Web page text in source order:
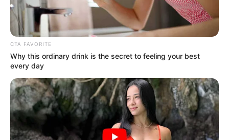
COMPARTIR
ALERTA BOGOTÁ EN GOOGLE NEWS
TEMAS RELACIONADOS
NOTICIAS MEDELLÍN
ALERTA PAISA
OBRAS DE INFRAESTRUCTURA
ALCALDÍA DE MEDELLÍN
CANCHA DE FÚTBOL
ARTISTAS
CTA FAVORITE
Why this ordinary drink is the secret to feeling your best
every day